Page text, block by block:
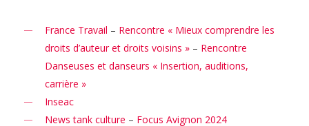
France Travail – Rencontre « Mieux comprendre les
droits d’auteur et droits voisins » – Rencontre
Danseuses et danseurs « Insertion, auditions,
carrière »
Inseac
News tank culture – Focus Avignon 2024